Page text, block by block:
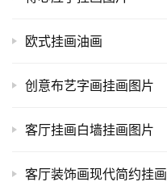
欧式挂画油画
创意布艺字画挂画图片
客厅挂画白墙挂画图片
客厅装饰画现代简约挂画